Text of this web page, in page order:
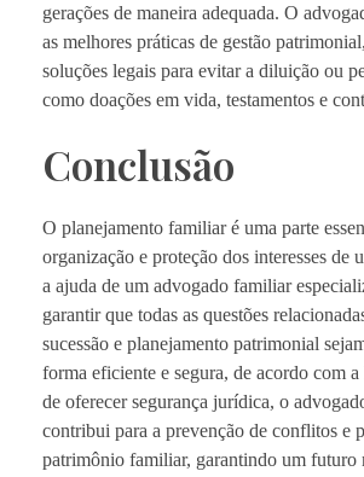
gerações de maneira adequada. O
as melhores práticas de gestão
soluções legais para evitar a diluição ou
como doações em vida, testamentos e
Conclusão
O planejamento familiar é uma parte
organização e proteção dos interesses de
a ajuda de um advogado familiar
garantir que todas as questões
sucessão e planejamento patrimonial
forma eficiente e segura, de acordo com
de oferecer segurança jurídica, o
contribui para a prevenção de conflitos e
patrimônio familiar, garantindo um futuro